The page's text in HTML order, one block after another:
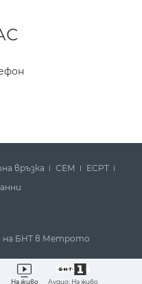
На живо Аудио: На живо
връзка СЕМ
ECPT
на БНТ в Метрото